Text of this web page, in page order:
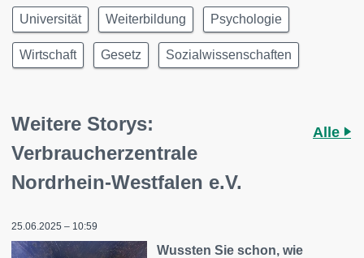
Universität Weiterbildung Psychologie
Wirtschaft Gesetz Sozialwissenschaften
Weitere Storys:
Verbraucherzentrale
Nordrhein-Westfalen e.V.
Alle
25.06.2025 – 10:59
Wussten Sie schon, wie